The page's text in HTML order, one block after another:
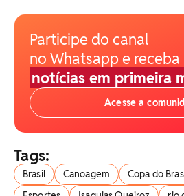
Participe do canal
no Whatsapp e receba
notícias em primeira
Acesse a
Tags:
Brasil Canoagem
Copa do